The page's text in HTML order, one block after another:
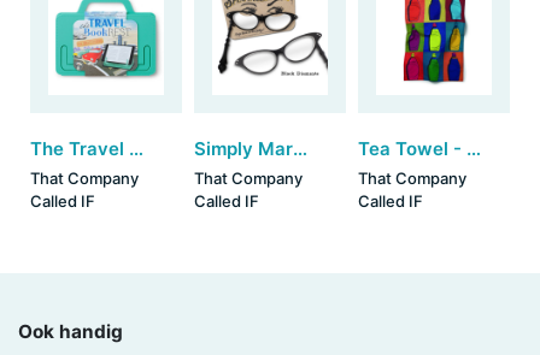
The Travel Book Rest - Mint (set van 3)
That Company
Called IF
Simply Marvellous Magnetic Spectacles - Black Diamante (set van 3)
That Company
Called IF
Tea Towel - Mop Art
That Company
Called IF
Ook handig